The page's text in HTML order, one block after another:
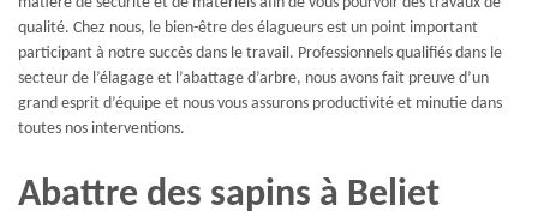
qualité. Chez nous, le bien-être des élagueurs est un point important
participant à notre succès dans le travail. Professionnels qualifiés dans le
secteur de l’élagage et l’abattage d’arbre, nous avons fait preuve d’un
grand esprit d’équipe et nous vous assurons productivité et minutie dans
toutes nos interventions.
Abattre des sapins à Beliet